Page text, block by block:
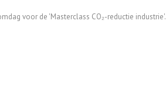
voor de 'Masterclass CO₂-reductie industrie'.